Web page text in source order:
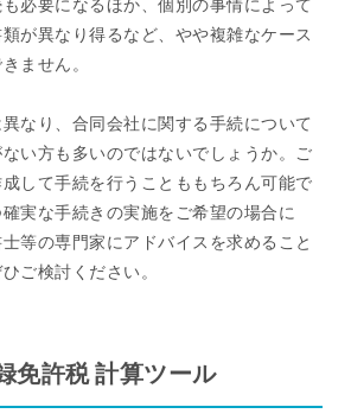
が異なり得るなど、やや複雑なケース
ません。
なり、合同会社に関する手続について
い方も多いのではないでしょうか。ご
して手続を行うことももちろん可能で
実な手続きの実施をご希望の場合に
等の専門家にアドバイスを求めること
ご検討ください。
免許税 計算ツール